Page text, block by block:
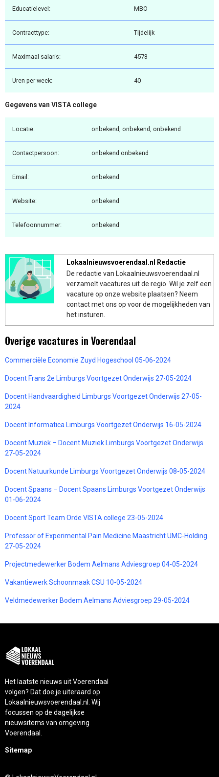
Educatielevel: MBO
Contracttype: Tijdelijk
Maximaal salaris: 4573
Uren per week: 40
Gegevens van VISTA college
Locatie: onbekend, onbekend, onbekend
Contactpersoon: onbekend onbekend
Email: onbekend
Website: onbekend
Telefoonnummer: onbekend
Lokaalnieuwsvoerendaal.nl Redactie
De redactie van Lokaalnieuwsvoerendaal.nl
verzamelt vacatures uit de regio. Wil je zelf een
vacature op onze website plaatsen? Neem
contact met ons op voor de mogelijkheden van
het insturen.
Overige vacatures in Voerendaal
Commerciële Economie Zuyd Hogeschool 05-06-2024
Docent Frans 2e Limburgs Voortgezet Onderwijs 27-05-2024
Docent Handvaardigheid Limburgs Voortgezet Onderwijs 27-05-
2024
Docent Informatica Limburgs Voortgezet Onderwijs 16-05-2024
Docent Muziek – Docent Muziek Limburgs Voortgezet Onderwijs
27-05-2024
Docent Natuurkunde Limburgs Voortgezet Onderwijs 08-05-2024
Docent Spaans – Docent Spaans Limburgs Voortgezet Onderwijs
01-06-2024
Docent Sport Team Orde VISTA college 23-05-2024
Professor of Experimental Pain Medicine Maastricht UMC-Holding
27-05-2024
Projectmedewerker Bodem Aelmans Adviesgroep 04-05-2024
Vakantiewerk Schoonmaak CSU 10-05-2024
Veldmedewerker Bodem Aelmans Adviesgroep 29-05-2024
Het laatste nieuws uit Voerendaal
volgen? Dat doe je uiteraard op
Lokaalnieuwsvoerendaal.nl. Wij
focussen op de dagelijkse
nieuwsitems van omgeving
Voerendaal.
Sitemap